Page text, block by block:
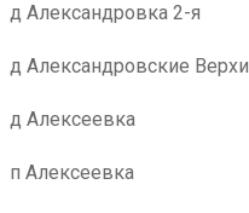
д Александровка 2-я
д Александровские Верхи
д Алексеевка
п Алексеевка